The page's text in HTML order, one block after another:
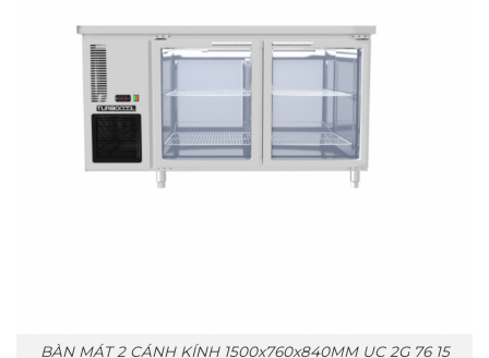
BÀN MÁT 2 CÁNH KÍNH 1500x760x840MM UC 2G 76 15